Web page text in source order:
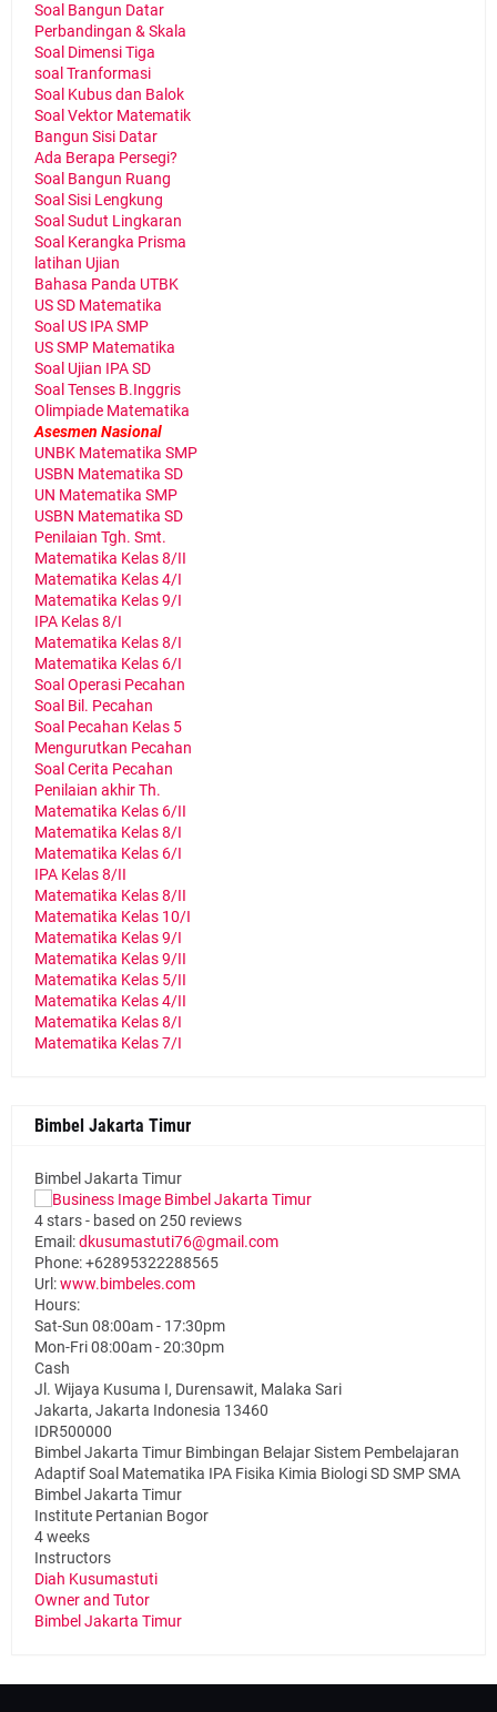
Soal Bangun Datar
Perbandingan & Skala
Soal Dimensi Tiga
soal Tranformasi
Soal Kubus dan Balok
Soal Vektor Matematik
Bangun Sisi Datar
Ada Berapa Persegi?
Soal Bangun Ruang
Soal Sisi Lengkung
Soal Sudut Lingkaran
Soal Kerangka Prisma
latihan Ujian
Bahasa Panda UTBK
US SD Matematika
Soal US IPA SMP
US SMP Matematika
Soal Ujian IPA SD
Soal Tenses B.Inggris
Olimpiade Matematika
Asesmen Nasional
UNBK Matematika SMP
USBN Matematika SD
UN Matematika SMP
USBN Matematika SD
Penilaian Tgh. Smt.
Matematika Kelas 8/II
Matematika Kelas 4/I
Matematika Kelas 9/I
IPA Kelas 8/I
Matematika Kelas 8/I
Matematika Kelas 6/I
Soal Operasi Pecahan
Soal Bil. Pecahan
Soal Pecahan Kelas 5
Mengurutkan Pecahan
Soal Cerita Pecahan
Penilaian akhir Th.
Matematika Kelas 6/II
Matematika Kelas 8/I
Matematika Kelas 6/I
IPA Kelas 8/II
Matematika Kelas 8/II
Matematika Kelas 10/I
Matematika Kelas 9/I
Matematika Kelas 9/II
Matematika Kelas 5/II
Matematika Kelas 4/II
Matematika Kelas 8/I
Matematika Kelas 7/I
Bimbel Jakarta Timur
Bimbel Jakarta Timur
4 stars - based on 250 reviews
Email:dkusumastuti76@gmail.com
Phone:+62895322288565
Url:www.bimbeles.com
Hours:
Sat-Sun 08:00am - 17:30pm
Mon-Fri 08:00am - 20:30pm
Cash
Jl. Wijaya Kusuma I, Durensawit, Malaka Sari
Jakarta, Jakarta Indonesia 13460
IDR500000
Bimbel Jakarta Timur Bimbingan Belajar Sistem Pembelajaran
Adaptif Soal Matematika IPA Fisika Kimia Biologi SD SMP SMA
Bimbel Jakarta Timur
Institute Pertanian Bogor
4 weeks
Instructors
Diah Kusumastuti
Owner and Tutor
Bimbel Jakarta Timur